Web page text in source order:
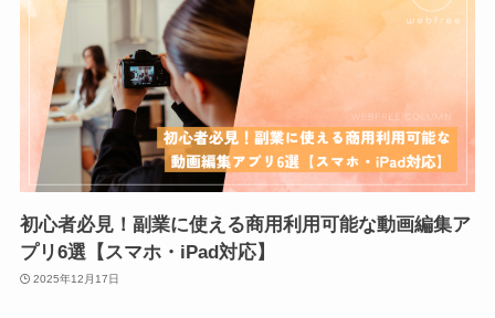
初心者必見！副業に使える商用利用可能な動画編集ア
プリ6選【スマホ・iPad対応】
2025年12月17日